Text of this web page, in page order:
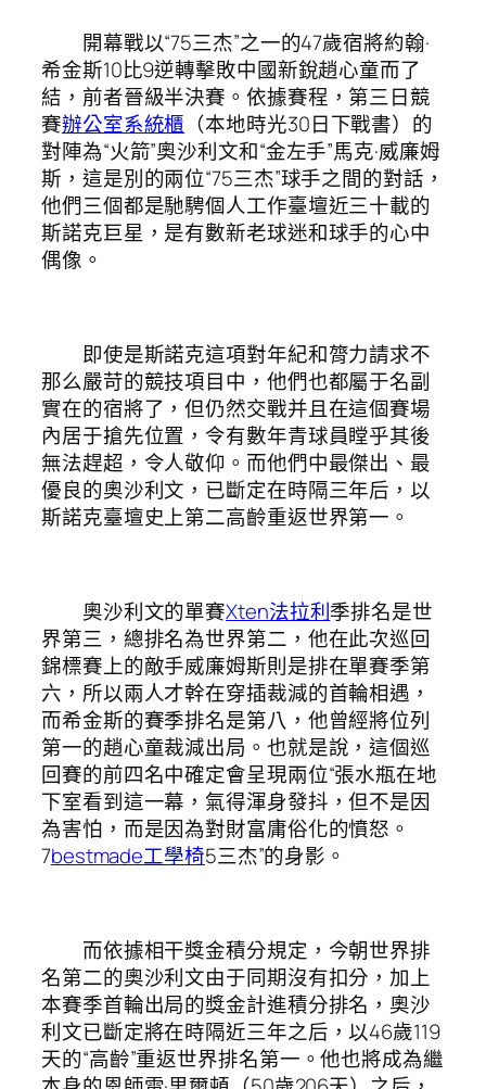
開幕戰以“75三杰”之一的47歲宿將約翰·
希金斯10比9逆轉擊敗中國新銳趙心童而了
結，前者晉級半決賽。依據賽程，第三日競
賽辦公室系統櫃 （本地時光30日下戰書）的
對陣為“火箭”奧沙利文和“金左手”馬克·威廉姆
斯，這是別的兩位“75三杰”球手之間的對話，
他們三個都是馳騁個人工作臺壇近三十載的
斯諾克巨星，是有數新老球迷和球手的心中
偶像。
即使是斯諾克這項對年紀和膂力請求不
那么嚴苛的競技項目中，他們也都屬于名副
實在的宿將了，但仍然交戰并且在這個賽場
內居于搶先位置，令有數年青球員瞠乎其後
無法趕超，令人敬仰。而他們中最傑出、最
優良的奧沙利文，已斷定在時隔三年后，以
斯諾克臺壇史上第二高齡重返世界第一。
奧沙利文的單賽Xten法拉利季排名是世
界第三，總排名為世界第二，他在此次巡回
錦標賽上的敵手威廉姆斯則是排在單賽季第
六，所以兩人才幹在穿插裁減的首輪相遇，
而希金斯的賽季排名是第八，他曾經將位列
第一的趙心童裁減出局。也就是說，這個巡
回賽的前四名中確定會呈現兩位“張水瓶在地
下室看到這一幕，氣得渾身發抖，但不是因
為害怕，而是因為對財富庸俗化的憤怒。
7bestmade工學椅5三杰”的身影。
而依據相干獎金積分規定，今朝世界排
名第二的奧沙利文由于同期沒有扣分，加上
本賽季首輪出局的獎金計進積分排名，奧沙
利文已斷定將在時隔近三年之后，以46歲119
天的“高齡”重返世界排名第一。他也將成為繼